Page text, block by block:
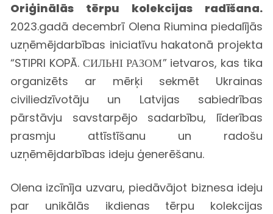
Oriģinālās tērpu kolekcijas radīšana.
2023.gadā decembrī Olena Riumina piedalījās
uzņēmējdarbības iniciatīvu hakatonā projekta
“STIPRI KOPĀ. СИЛЬНІ РАЗОМ”ietvaros, kas tika
organizēts ar mērķi sekmēt Ukrainas
civiliedzīvotāju un Latvijas sabiedrības
pārstāvju savstarpējo sadarbību, līderības
prasmju attīstīšanu un radošu
uzņēmējdarbības ideju ģenerēšanu.
Olena izcīnīja uzvaru, piedāvājot biznesa ideju
par unikālās ikdienas tērpu kolekcijas